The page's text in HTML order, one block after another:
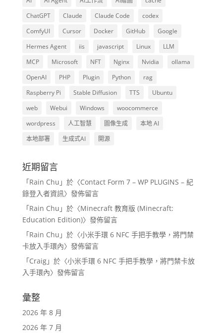
ChatGPT
Claude Claude Code
codex
ComfyUI
Cursor Docker GitHub
Google
Hermes Agent
iis javascript Linux
LLM
MCP
Microsoft NFT Nginx Nvidia
ollama
OpenAI
PHP Plugin Python
rag
Raspberry Pi
Stable Diffusion TTS
Ubuntu
web
Webui Windows
woocommerce
wordpress
人工智慧 圖像生成
本地 AI
本地部署
生成式AI 開源
近期留言
「Rain Chu 」於〈Contact Form 7 – WP PLUGINS – 紀
錄登入者資訊〉發佈留言
「Rain Chu 」於〈Minecraft 教育版 (Minecraft:
Education Edition)〉發佈留言
「Rain Chu 」於〈小米手環 6 NFC 手把手教學，將門禁
卡放入手環內〉發佈留言
「Craig」於〈小米手環 6 NFC 手把手教學，將門禁卡放
入手環內〉發佈留言
彙整
2026 年 8 月
2026 年 7 月